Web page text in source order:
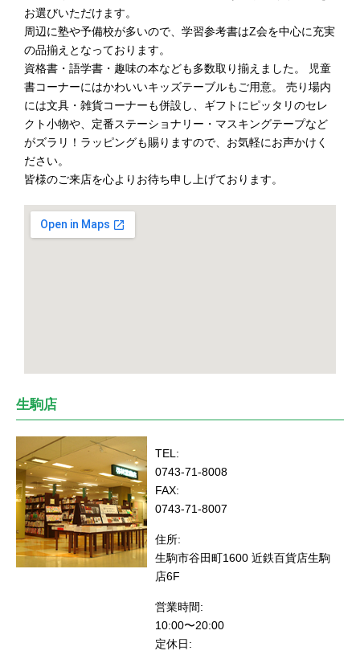
お選びいただけます。
周辺に塾や予備校が多いので、学習参考書はZ会を中心に充実
の品揃えとなっております。
資格書・語学書・趣味の本なども多数取り揃えました。 児童
書コーナーにはかわいいキッズテーブルもご用意。 売り場内
には文具・雑貨コーナーも併設し、ギフトにピッタリのセレ
クト小物や、定番ステーショナリー・マスキングテープなど
がズラリ！ラッピングも賜りますので、お気軽にお声かけく
ださい。
皆様のご来店を心よりお待ち申し上げております。
生駒店
TEL:
0743-71-8008
FAX:
0743-71-8007
住所:
生駒市谷田町1600 近鉄百貨店生駒
店6F
営業時間:
10:00〜20:00
定休日: